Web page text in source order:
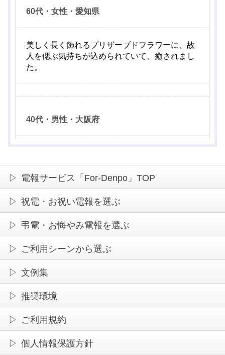
70代・女性・北海道
遠方の友人への弔意を表すために選びました。
で、後日ご遺族から感謝の言葉をいただきまし
た。
通常の電報では伝えきれない気持ちを形にした
だけで、心の温度が変わると実感しました。
電報とお花の調和が素晴らしく、
寧に届けられる
60代・女性・愛知県
美しく長く飾れるプリザーブドフラワーに、故
人を偲ぶ気持ちが込められていて、癒されまし
た。
40代・男性・大阪府
を感じる弔電でした。
枯れない花なので、思い出の空間をずっと彩っ
てくれるのがありがたかったです。
70代・女性・広島県
電報に添えられたお花が、ご葬儀後も故人を偲
電報サービス「For-Denpo」TOP
祝電・お祝い電報を選ぶ
弔電・お悔やみ電報を選ぶ
ご利用シーンから選ぶ
文例集
推奨環境
ご利用規約
個人情報保護方針